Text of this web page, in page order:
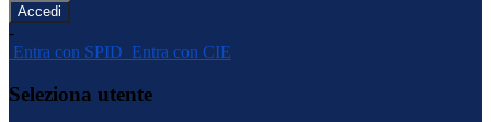
-
Entra con SPID Entra con CIE
Seleziona utente